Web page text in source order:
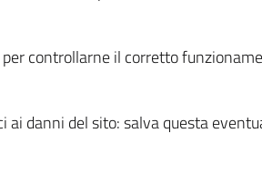
controllarne il corretto
danni del sito: salva questa